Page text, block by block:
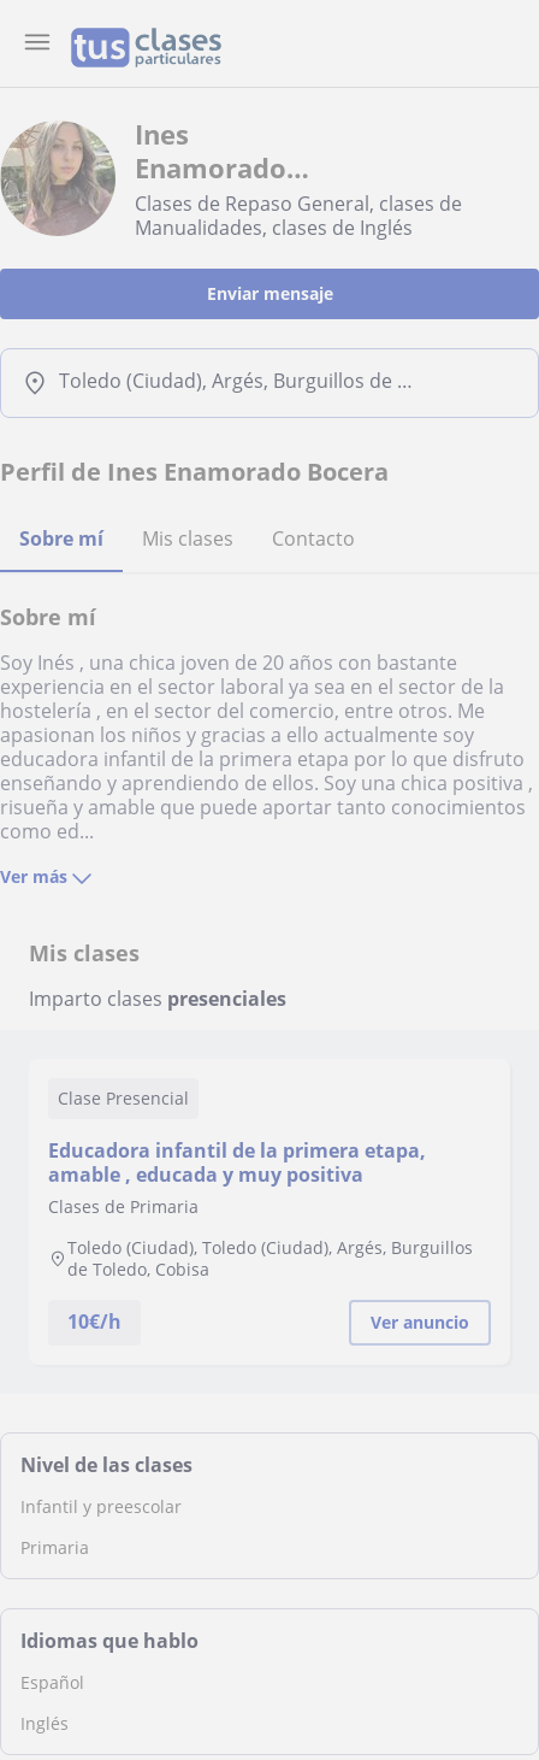
Ines
Enamorado
Bocera
Clases de Repaso General, clases de
Manualidades, clases de Inglés
Enviar mensaje
Toledo (Ciudad), Argés, Burguillos de Toledo, Cobisa
Perfil de Ines Enamorado Bocera
Sobre mí Mis clases Contacto
Sobre mí
Soy Inés , una chica joven de 20 años con bastante
experiencia en el sector laboral ya sea en el sector de la
hostelería , en el sector del comercio, entre otros. Me
apasionan los niños y gracias a ello actualmente soy
educadora infantil de la primera etapa por lo que disfruto
enseñando y aprendiendo de ellos. Soy una chica positiva ,
risueña y amable que puede aportar tanto conocimientos
como ed...
Ver más
Mis clases
Imparto clases presenciales
Clase Presencial
Educadora infantil de la primera etapa,
amable , educada y muy positiva
Clases de Primaria
Toledo (Ciudad), Toledo (Ciudad), Argés, Burguillos
de Toledo, Cobisa
10€/h Ver anuncio
Nivel de las clases
Infantil y preescolar
Primaria
Idiomas que hablo
Español
Inglés